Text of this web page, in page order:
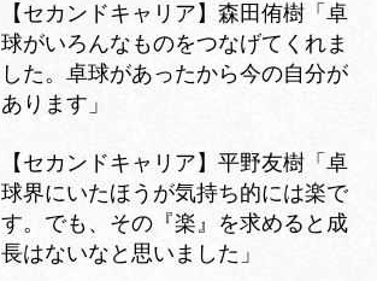
【セカンドキャリア】森田侑樹「卓
球がいろんなものをつなげてくれま
した。卓球があったから今の自分が
あります」
【セカンドキャリア】平野友樹「卓
球界にいたほうが気持ち的には楽で
す。でも、その『楽』を求めると成
長はないなと思いました」